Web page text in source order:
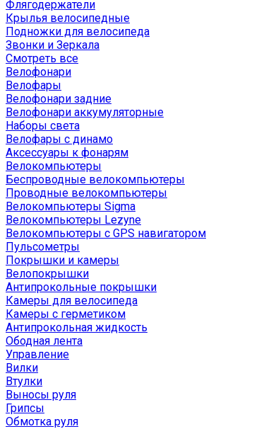
Флягодержатели
Крылья велосипедные
Подножки для велосипеда
Звонки и Зеркала
Смотреть все
Велофонари
Велофары
Велофонари задние
Велофонари аккумуляторные
Наборы света
Велофары с динамо
Аксессуары к фонарям
Велокомпьютеры
Беспроводные велокомпьютеры
Проводные велокомпьютеры
Велокомпьютеры Sigma
Велокомпьютеры Lezyne
Велокомпьютеры с GPS навигатором
Пульсометры
Покрышки и камеры
Велопокрышки
Антипрокольные покрышки
Камеры для велосипеда
Камеры с герметиком
Антипрокольная жидкость
Ободная лента
Управление
Вилки
Втулки
Выносы руля
Грипсы
Обмотка руля